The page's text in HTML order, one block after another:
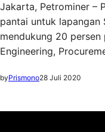
Jakarta, Petrominer –
pantai untuk lapangan
mendukung 20
Engineering,
byPrismono28 Juli 2020